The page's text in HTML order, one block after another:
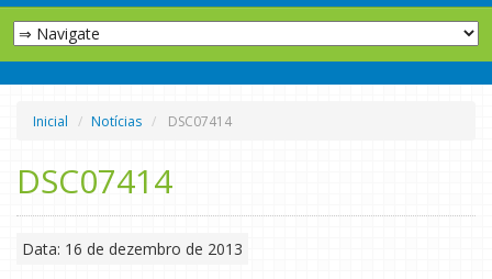
Inicial Notícias DSC07414
DSC07414
Data: 16 de dezembro de 2013